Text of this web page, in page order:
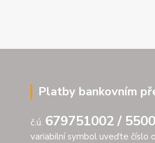
Platby bankovním
č.ú. 679751002 / 5500
variabilní symbol uveďte číslo